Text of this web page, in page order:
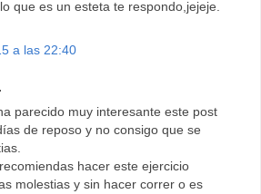
que es un esteta te respondo,jejeje.
a las 22:40
parecido muy interesante este post
de reposo y no consigo que se
hacer este ejercicio
molestias y sin hacer correr o es